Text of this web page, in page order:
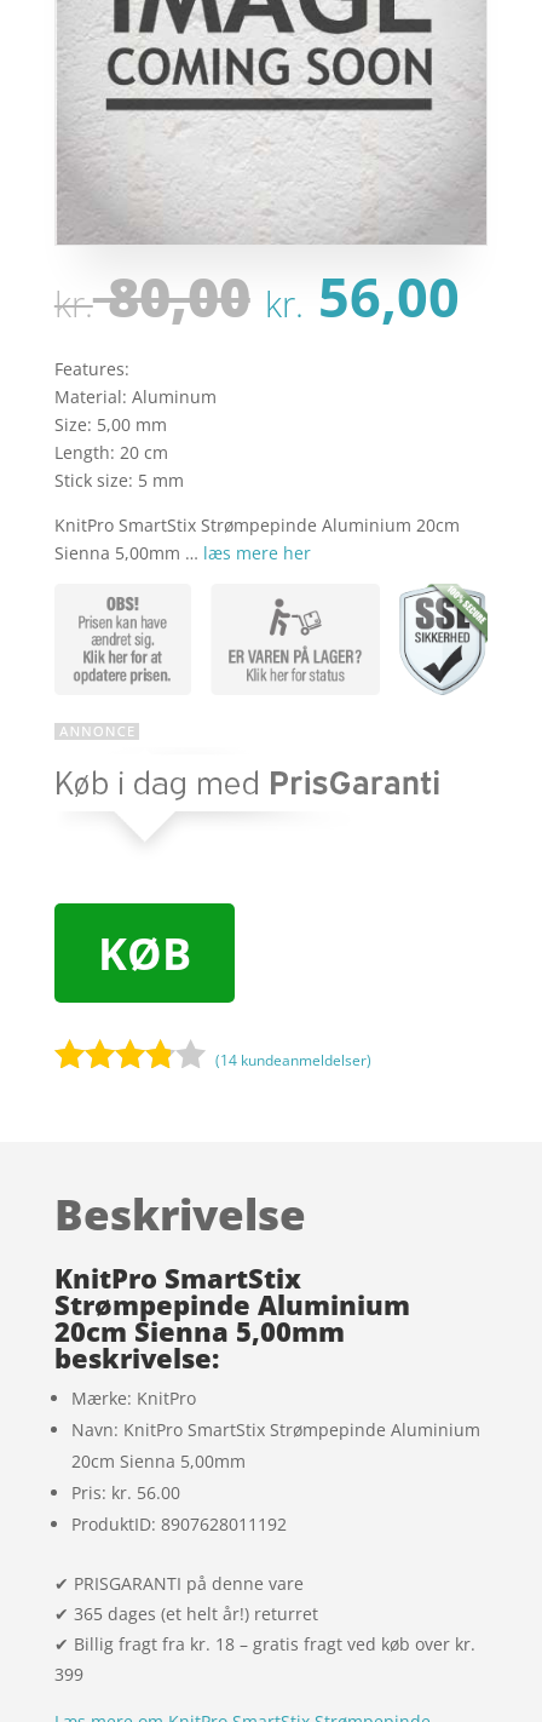
kr.80,00 Den
kr. 56,00
Features:
Material: Aluminum
Size: 5,00 mm
Length: 20 cm
Stick size: 5 mm
KnitPro SmartStix Strømpepinde Aluminium 20cm
Sienna 5,00mm … læs mere her
KØB
baseret
kundebed
ømmels
er
(14 kundeanmeldelser)
Beskrivelse
KnitPro SmartStix
Strømpepinde Aluminium
20cm Sienna 5,00mm
beskrivelse:
Mærke: KnitPro
Navn: KnitPro SmartStix Strømpepinde Aluminium
20cm Sienna 5,00mm
Pris: kr. 56.00
ProduktID: 8907628011192
✔ PRISGARANTI på denne vare
✔ 365 dages (et helt år!) returret
✔ Billig fragt fra kr. 18 – gratis fragt ved køb over kr.
399